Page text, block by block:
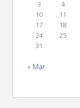
3
4
10
11
17
18
24
25
31
« Mar